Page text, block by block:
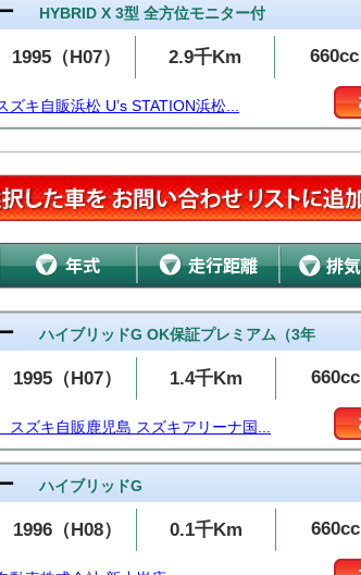
HYBRID X 3型 全方位モニター付
1995（H07） 2.9千Km 660cc
ズキ自販浜松 U’s STATION浜松...
ハイブリッドG OK保証プレミアム（3年
1995（H07） 1.4千Km 660cc
スズキ自販鹿児島 スズキアリーナ国...
ハイブリッドG
1996（H08） 0.1千Km 660cc